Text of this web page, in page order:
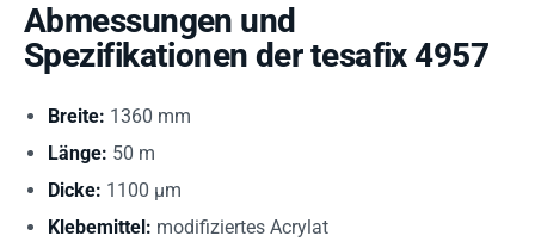
Abmessungen und
Spezifikationen der tesafix 4957
Breite: 1360 mm
Länge: 50 m
Dicke: 1100 µm
Klebemittel: modifiziertes Acrylat